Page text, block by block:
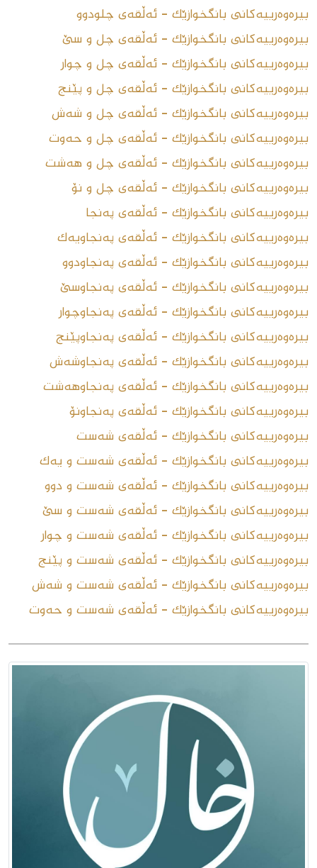
بیرەوەرییەکانی بانگخوازێک - ئەڵقەى چلودوو
بیرەوەرییەکانی بانگخوازێک - ئەڵقەى چل و سێ
بیرەوەرییەکانی بانگخوازێک - ئەڵقەى چل و چوار
بیرەوەرییەکانی بانگخوازێک - ئەڵقەى چل و پێنج
بیرەوەرییەکانی بانگخوازێک - ئەڵقەى چل و شەش
بیرەوەرییەکانی بانگخوازێک - ئەڵقەى چل و حەوت
بیرەوەرییەکانی بانگخوازێک - ئەڵقەى چل و هەشت
بیرەوەرییەکانی بانگخوازێک - ئەڵقەى چل و نۆ
بیرەوەرییەکانی بانگخوازێک - ئەڵقەى پەنجا
بیرەوەرییەکانی بانگخوازێک - ئەڵقەى پەنجاویەک
بیرەوەرییەکانی بانگخوازێک - ئەڵقەى پەنجاودوو
بیرەوەرییەکانی بانگخوازێک - ئەڵقەى پەنجاوسێ
بیرەوەرییەکانی بانگخوازێک - ئەڵقەى پەنجاوچوار
بیرەوەرییەکانی بانگخوازێک - ئەڵقەى پەنجاوپێنج
بیرەوەرییەکانی بانگخوازێک - ئەڵقەى پەنجاوشەش
بیرەوەرییەکانی بانگخوازێک - ئەڵقەى پەنجاوهەشت
بیرەوەرییەکانی بانگخوازێک - ئەڵقەى پەنجاونۆ
بیرەوەرییەکانی بانگخوازێک - ئەڵقەى شەست
بیرەوەرییەکانی بانگخوازێک - ئەڵقەى شەست و یەک
بیرەوەرییەکانی بانگخوازێک - ئەڵقەى شەست و دوو
بیرەوەرییەکانی بانگخوازێک - ئەڵقەى شەست و سێ
بیرەوەرییەکانی بانگخوازێک - ئەڵقەى شەست و چوار
بیرەوەرییەکانی بانگخوازێک - ئەڵقەى شەست و پێنج
بیرەوەرییەکانی بانگخوازێک - ئەڵقەى شەست و شەش
بیرەوەرییەکانی بانگخوازێک - ئەڵقەى شەست و حەوت